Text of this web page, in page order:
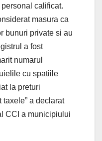
calificat.
masura ca
bunuri private si au
a fost
numarul
cu spatiile
la preturi
a declarat
CCI a municipiului